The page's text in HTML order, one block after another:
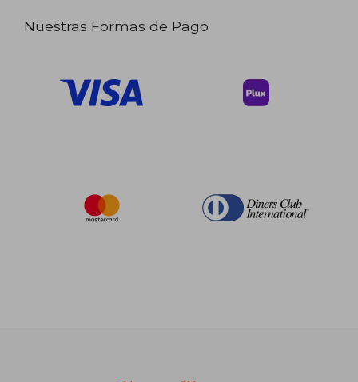
Nuestras Formas de Pago